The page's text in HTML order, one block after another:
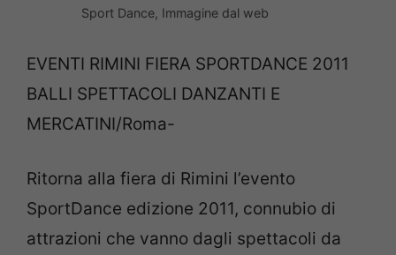
Sport Dance, Immagine dal web
EVENTI RIMINI FIERA SPORTDANCE 2011
BALLI SPETTACOLI DANZANTI E
MERCATINI/Roma-
Ritorna alla fiera di Rimini l’evento
SportDance edizione 2011, connubio di
attrazioni che vanno dagli spettacoli da